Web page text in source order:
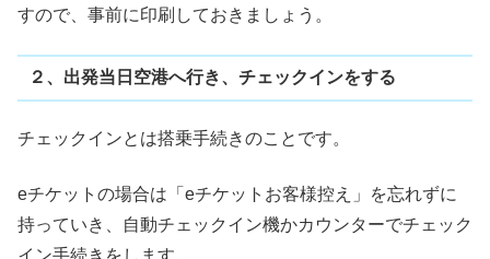
すので、事前に印刷しておきましょう。
２、出発当日空港へ行き、チェックインをする
チェックインとは搭乗手続きのことです。
eチケットの場合は「eチケットお客様控え」を忘れずに
持っていき、自動チェックイン機かカウンターでチェック
イン手続きをします。